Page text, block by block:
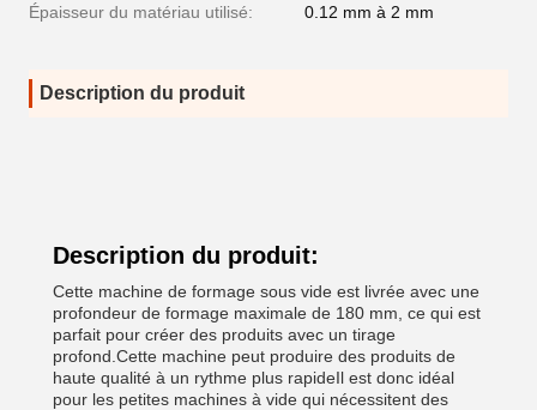
Épaisseur du matériau utilisé: 0.12 mm à 2 mm
Description du produit
Description du produit:
Cette machine de formage sous vide est livrée avec une
profondeur de formage maximale de 180 mm, ce qui est
parfait pour créer des produits avec un tirage
profond.Cette machine peut produire des produits de
haute qualité à un rythme plus rapideIl est donc idéal
pour les petites machines à vide qui nécessitent des